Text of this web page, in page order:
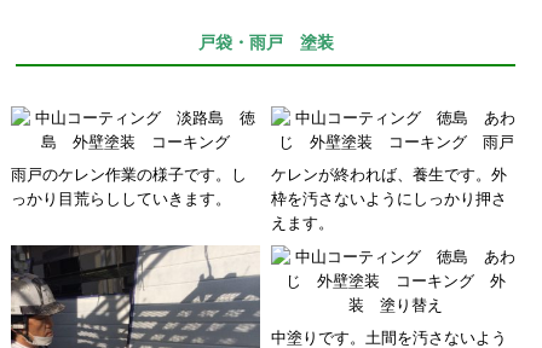
戸袋・雨戸 塗装
雨戸のケレン作業の様子です。し
っかり目荒らししていきます。
ケレンが終われば、養生です。外
枠を汚さないようにしっかり押さ
えます。
中塗りです。土間を汚さないよう